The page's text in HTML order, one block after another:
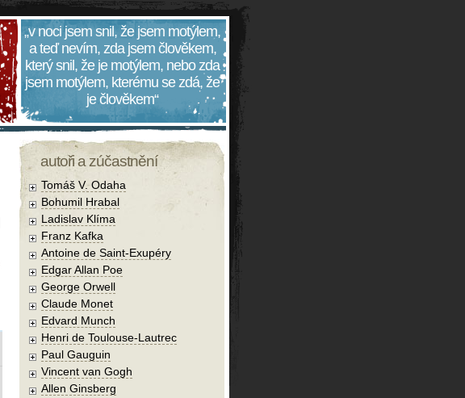
„v noci jsem snil, že jsem motýlem,
a teď nevím, zda jsem člověkem,
který snil, že je motýlem, nebo zda
jsem motýlem, kterému se zdá, že
je člověkem“
autoři a zúčastnění
Tomáš V. Odaha
Bohumil Hrabal
Ladislav Klíma
Franz Kafka
Antoine de Saint-Exupéry
Edgar Allan Poe
George Orwell
Claude Monet
Edvard Munch
Henri de Toulouse-Lautrec
Paul Gauguin
Vincent van Gogh
Allen Ginsberg